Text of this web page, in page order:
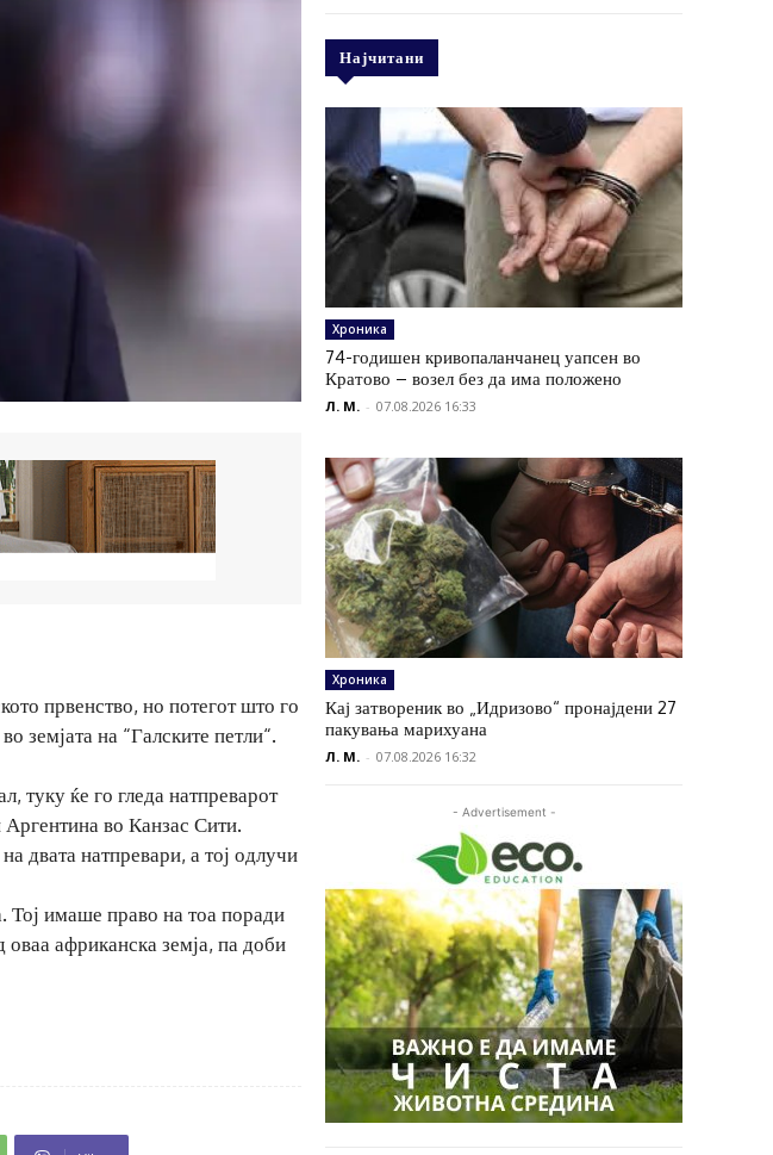
првенство, но потегот што го
земјата на “Галските петли“.
туку ќе го гледа натпреварот
во Канзас Сити.
двата натпревари, а тој одлучи
Тој имаше право на тоа поради
оваа африканска земја, па доби
Најчитани
Хроника
74-годишен кривопаланчанец уапсен во
Кратово – возел без да има положено
Л. М. - 07.08.2026 16:33
Хроника
Кај затвореник во „Идризово“ пронајдени 27
пакувања марихуана
Л. М. - 07.08.2026 16:32
- Advertisement -